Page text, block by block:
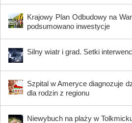
Krajowy Plan Odbudowy na
podsumowano inwestycje
Silny wiatr i grad. Setki
Szpital w Ameryce diagnozuje
dla rodzin z regionu
Niewybuch na plaży w